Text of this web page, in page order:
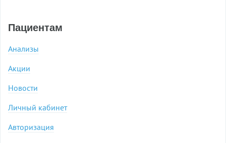
Пациентам
Анализы
Акции
Новости
Личный кабинет
Авторизация